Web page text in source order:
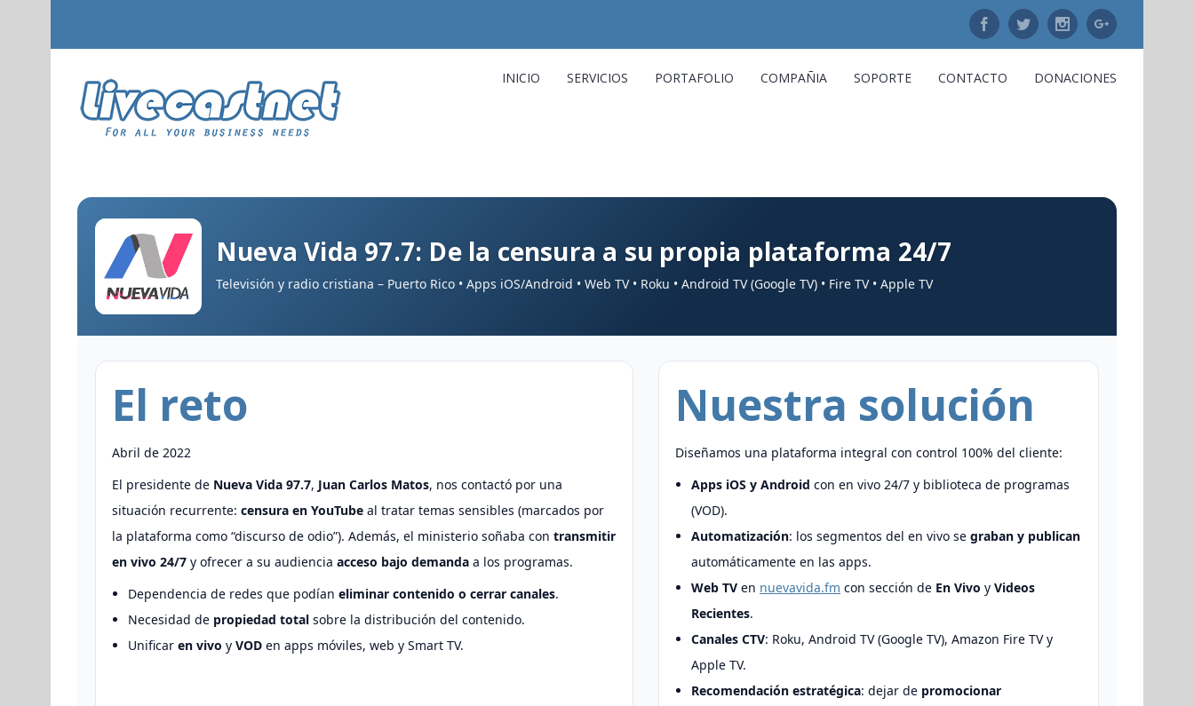
FacebookTwitter InstagramGoogle+
INICIO SERVICIOS PORTAFOLIO COMPAÑIA SOPORTE CONTACTO DONACIONES
Nueva Vida 97.7: De la censura a su propia plataforma 24/7
Televisión y radio cristiana – Puerto Rico • Apps iOS/Android • Web TV • Roku • Android TV (Google TV) • Fire TV • Apple TV
El reto
Abril de 2022
El presidente de Nueva Vida 97.7, Juan Carlos Matos, nos contactó por una
situación recurrente: censura en YouTube al tratar temas sensibles (marcados por
la plataforma como “discurso de odio”). Además, el ministerio soñaba con transmitir
en vivo 24/7 y ofrecer a su audiencia acceso bajo demanda a los programas.
Dependencia de redes que podían eliminar contenido o cerrar canales.
Necesidad de propiedad total sobre la distribución del contenido.
Unificar en vivo y VOD en apps móviles, web y Smart TV.
Nuestra solución
Diseñamos una plataforma integral con control 100% del cliente:
Apps iOS y Android con en vivo 24/7 y biblioteca de programas
(VOD).
Automatización: los segmentos del en vivo segraban y publican
automáticamente en las apps.
Web TV en nuevavida.fm con sección de En Vivo yVideos
Recientes.
Canales CTV: Roku, Android TV (Google TV), Amazon Fire TV y
Apple TV.
Recomendación estratégica: dejar de promocionar